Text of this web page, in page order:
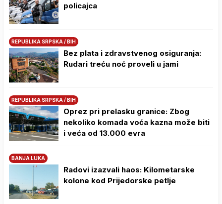
policajca
REPUBLIKA SRPSKA / BIH
Bez plata i zdravstvenog osiguranja:
Rudari treću noć proveli u jami
REPUBLIKA SRPSKA / BIH
Oprez pri prelasku granice: Zbog
nekoliko komada voća kazna može biti
i veća od 13.000 evra
BANJA LUKA
Radovi izazvali haos: Kilometarske
kolone kod Prijedorske petlje